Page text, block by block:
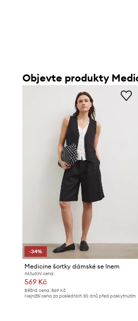
Objevte produkty
-34%
Medicine šortky dámské se lnem
Aktuální cena:
569 Kč
Běžná cena: 869 Kč
Nejnižší cena za posledních 30 dnů před poskytnutím